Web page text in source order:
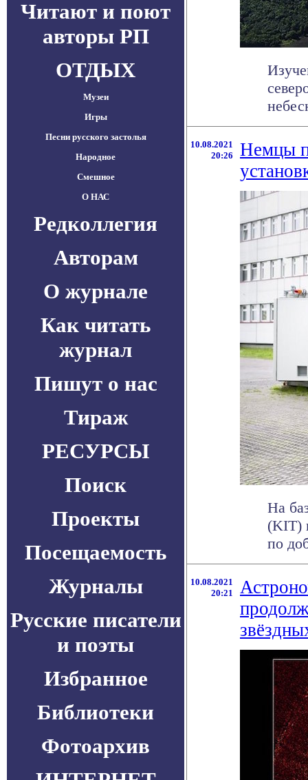
Читают и поют
авторы РП
ОТДЫХ
Музеи
Игры
Песни русского застолья
Народное
Смешное
О НАС
Редколлегия
Авторам
О журнале
Как читать
журнал
Пишут о нас
Тираж
РЕСУРСЫ
Поиск
Проекты
Посещаемость
Журналы
Русские писатели
и поэты
Избранное
Библиотеки
Фотоархив
10.08.2021
20:26
Немцы
На
(KIT)
по
10.08.2021
20:21